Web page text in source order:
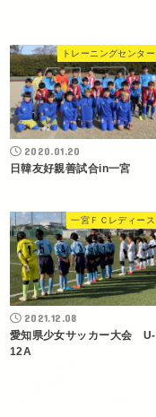
トレーニングセンター
2020.01.20
日韓友好親善試合in一宮
一宮ＦＣレディース
2021.12.08
愛知県少女サッカー大会 U-
12A